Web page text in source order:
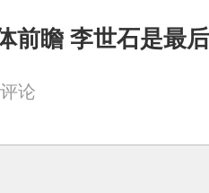
前瞻 李世石是最
评论